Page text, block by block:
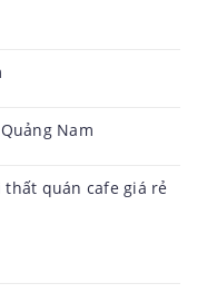
Nam
thất quán cafe giá rẻ